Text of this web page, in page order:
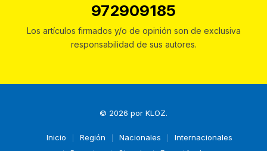
972909185
Los artículos firmados y/o de opinión son de exclusiva
responsabilidad de sus autores.
© 2026 por KLOZ.
Inicio Región Nacionales
Internacionales